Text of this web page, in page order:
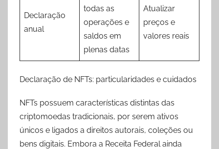
Declaração
anual
todas as
operações e
saldos em
plenas datas
Atualizar
preços e
valores reais
Declaração de NFTs: particularidades e cuidados
NFTs possuem características distintas das
criptomoedas tradicionais, por serem ativos
únicos e ligados a direitos autorais, coleções ou
bens digitais. Embora a Receita Federal ainda